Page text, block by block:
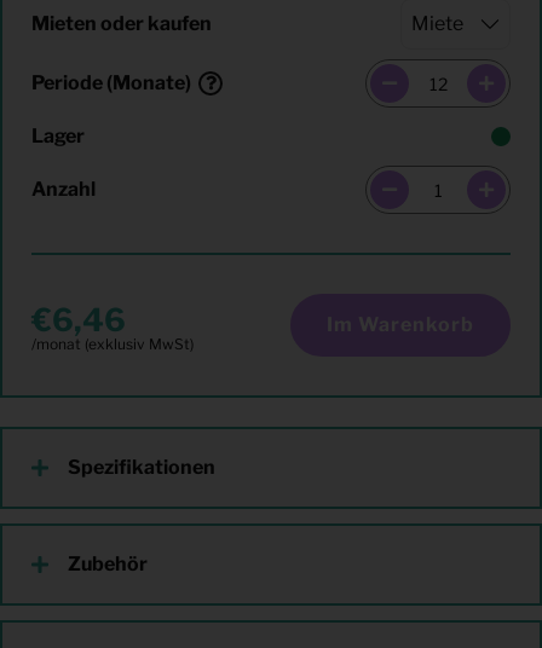
Mieten oder kaufen
Periode (Monate)
Lager
Anzahl
6,46 Im Warenkorb
Spezifikationen
Zubehör